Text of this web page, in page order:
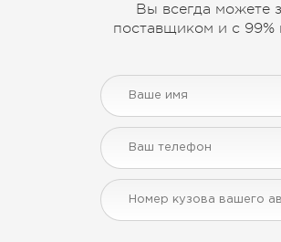
Вы всегда можете
поставщиком и с 99%